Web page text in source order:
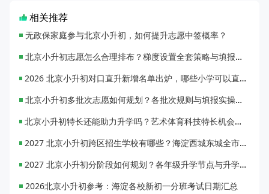
相关推荐
无政保家庭参与北京小升初，如何提升志愿中签概率？
北京小升初志愿怎么合理排布？梯度设置全套策略与填报避坑指南
2026 北京小升初对口直升新增名单出炉，哪些小学可以直升优质初中？
北京小升初多批次志愿如何规划？各批次规则与填报实操指南
北京小升初特长还能助力升学吗？艺术体育科技特长机会与误区全面解析
2027 北京小升初跨区招生学校有哪些？海淀西城东城全市招生校完整汇总
2027 北京小升初分阶段如何规划？各年级升学节点与升学通道全梳理
2026北京小升初参考：海淀各校新初一分班考试日期汇总